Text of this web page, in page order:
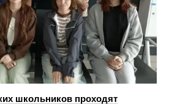
школьников проходят